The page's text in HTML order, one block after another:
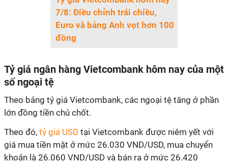
7/8: Điều chỉnh trái chiều,
Euro và bảng Anh vọt hơn 100
đồng
Tỷ giá ngân hàng Vietcombank hôm nay của một
số ngoại tệ
Theo bảng tỷ giá Vietcombank, các ngoại tệ tăng ở phần
lớn đồng tiền chủ chốt.
Theo đó, tỷ giá USD tại Vietcombank được niêm yết với
giá mua tiền mặt ở mức 26.030 VND/USD, mua chuyển
khoản là 26.060 VND/USD và bán ra ở mức 26.420